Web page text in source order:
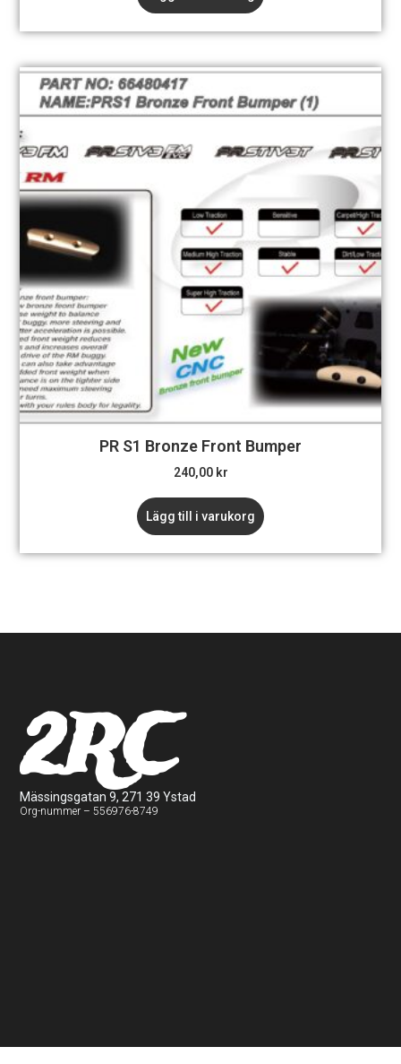
PR S1 Bronze Front Bumper
240,00 kr
Lägg till i varukorg
2RC
Mässingsgatan 9, 271 39 Ystad
Org-nummer – 556976-8749